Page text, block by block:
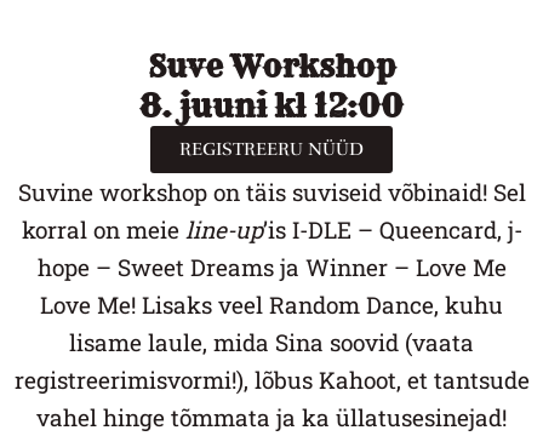
Suve Workshop
8. juuni kl 12:00
REGISTREERU NÜÜD
Suvine workshop on täis suviseid võbinaid! Sel
korral on meie line-up’is I-DLE – Queencard, j-
hope – Sweet Dreams ja Winner – Love Me
Love Me! Lisaks veel Random Dance, kuhu
lisame laule, mida Sina soovid (vaata
registreerimisvormi!), lõbus Kahoot, et tantsude
vahel hinge tõmmata ja ka üllatusesinejad!